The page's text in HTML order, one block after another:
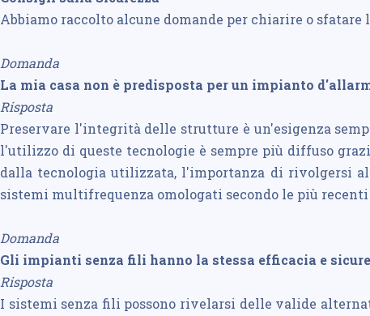
Abbiamo raccolto alcune domande per chiarire o
Domanda
La mia casa non è predisposta per un impianto
Risposta
Preservare l'integrità delle strutture è un'esigenza
l'utilizzo di queste tecnologie è sempre più diffuso
dalla tecnologia utilizzata, l'importanza di rivolgersi
sistemi multifrequenza omologati secondo le più
Domanda
Gli impianti senza fili hanno la stessa efficacia e
Risposta
I sistemi senza fili possono rivelarsi delle valide